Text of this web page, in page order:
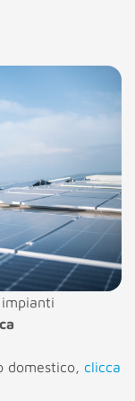
domestico, clicca